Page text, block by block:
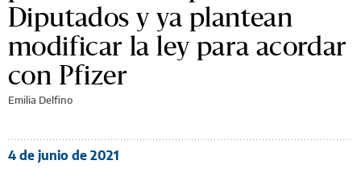
Diputados y ya plantean
modificar la ley para acordar
con Pfizer
Emilia Delfino
4 de junio de 2021